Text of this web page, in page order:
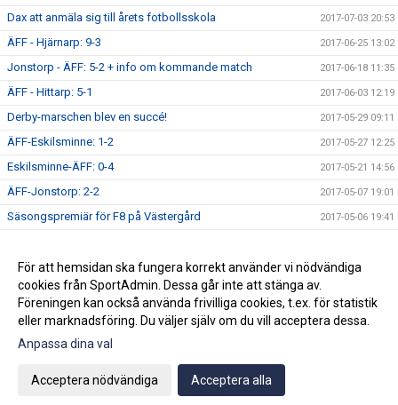
Dax att anmäla sig till årets fotbollsskola 2017-07-03 20:53
ÄFF - Hjärnarp: 9-3 2017-06-25 13:02
Jonstorp - ÄFF: 5-2 + info om kommande match 2017-06-18 11:35
ÄFF - Hittarp: 5-1 2017-06-03 12:19
Derby-marschen blev en succé! 2017-05-29 09:11
ÄFF-Eskilsminne: 1-2 2017-05-27 12:25
Eskilsminne-ÄFF: 0-4 2017-05-21 14:56
ÄFF-Jonstorp: 2-2 2017-05-07 19:01
Säsongspremiär för F8 på Västergård 2017-05-06 19:41
Inställd Träning - Lördag 29/4 2017-04-27 12:40
Premiärmatch för F9: Hittarp-ÄFF 0-2 2017-04-23 11:15
Gå till Webbversion
För att hemsidan ska fungera korrekt använder vi nödvändiga
cookies från SportAdmin. Dessa går inte att stänga av.
Föreningen kan också använda frivilliga cookies, t.ex. för statistik
eller marknadsföring. Du väljer själv om du vill acceptera dessa.
Anpassa dina val
Acceptera nödvändiga Acceptera alla